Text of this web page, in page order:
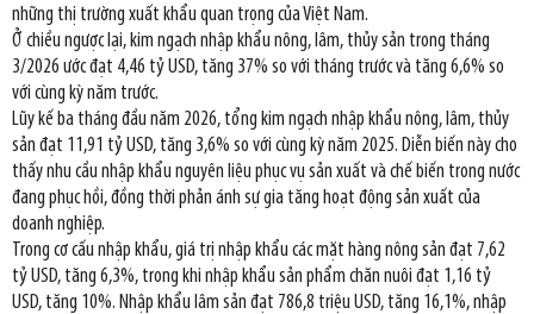
những thị trường xuất khẩu quan trọng của Việt Nam.
Ở chiều ngược lại, kim ngạch nhập khẩu nông, lâm, thủy sản trong tháng
3/2026 ước đạt 4,46 tỷ USD, tăng 37% so với tháng trước và tăng 6,6% so
với cùng kỳ năm trước.
Lũy kế ba tháng đầu năm 2026, tổng kim ngạch nhập khẩu nông, lâm, thủy
sản đạt 11,91 tỷ USD, tăng 3,6% so với cùng kỳ năm 2025. Diễn biến này cho
thấy nhu cầu nhập khẩu nguyên liệu phục vụ sản xuất và chế biến trong nước
đang phục hồi, đồng thời phản ánh sự gia tăng hoạt động sản xuất của
doanh nghiệp.
Trong cơ cấu nhập khẩu, giá trị nhập khẩu các mặt hàng nông sản đạt 7,62
tỷ USD, tăng 6,3%, trong khi nhập khẩu sản phẩm chăn nuôi đạt 1,16 tỷ
USD, tăng 10%. Nhập khẩu lâm sản đạt 786,8 triệu USD, tăng 16,1%, nhập